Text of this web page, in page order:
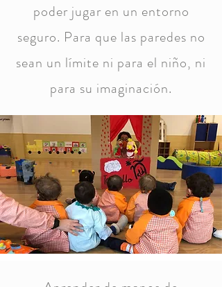
poder jugar en un entorno
seguro. Para que las paredes no
sean un límite ni para el niño, ni
para su imaginación.